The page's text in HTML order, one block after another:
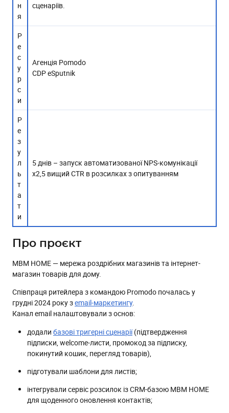
н
я
сценаріїв.
Р
е
с
у
р
с
и
Агенція Pomodo
CDP eSputnik
Р
е
з
у
л
ь
т
а
т
иㅤㅤㅤㅤㅤㅤㅤㅤ
5 днів – запуск автоматизованої NPS-комунікації
х2,5 вищий CTR в розсилках з опитуванням
Про проєкт
MBM HOME — мережа роздрібних магазинів та інтернет-
магазин товарів для дому.
Співпраця ритейлера з командою Promodo почалась у
грудні 2024 року зemail-маркетингу.
Канал email налаштовували з основ:
додали базові тригерні сценарії(підтвердження
підписки, welcome-листи, промокод за підписку,
покинутий кошик, перегляд товарів),
підготували шаблони для листів;
інтегрували сервіс розсилок із CRM-базою MBM HOME
для щоденного оновлення контактів;